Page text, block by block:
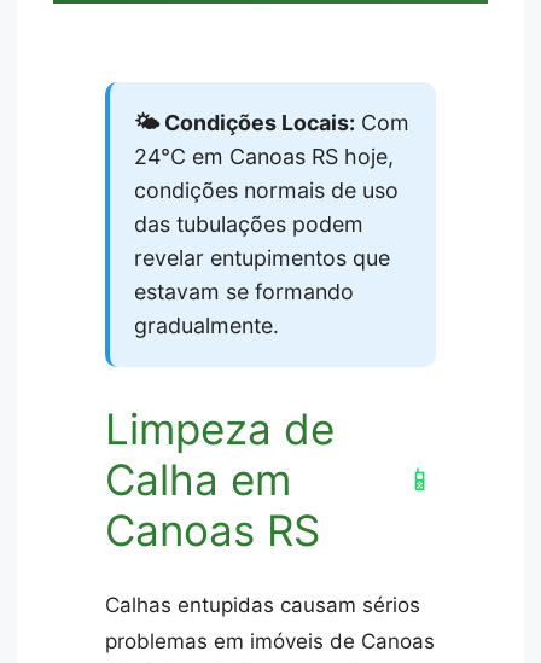
🌤️ Condições Locais: Com
24°C em Canoas RS hoje,
condições normais de uso
das tubulações podem
revelar entupimentos que
estavam se formando
gradualmente.
Limpeza de
Calha em
Canoas RS
📱
Calhas entupidas causam sérios
problemas em imóveis de Canoas